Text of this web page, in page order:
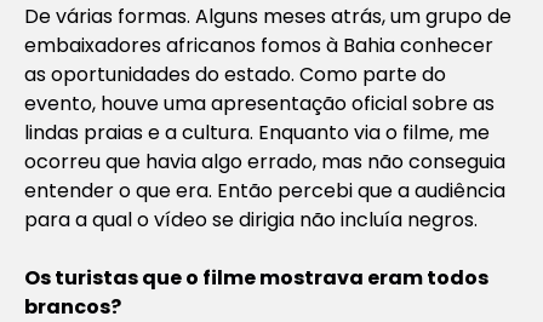
De várias formas. Alguns meses atrás, um grupo de
embaixadores africanos fomos à Bahia conhecer
as oportunidades do estado. Como parte do
evento, houve uma apresentação oficial sobre as
lindas praias e a cultura. Enquanto via o filme, me
ocorreu que havia algo errado, mas não conseguia
entender o que era. Então percebi que a audiência
para a qual o vídeo se dirigia não incluía negros.
Os turistas que o filme mostrava eram todos
brancos?